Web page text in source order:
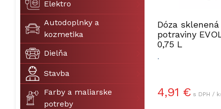
Dóza
potraviny
0,75 L
.
4,91 € s DPH /
Elektro
Autodoplnky a
kozmetika
Dielňa
Stavba
Farby a maliarske
potreby